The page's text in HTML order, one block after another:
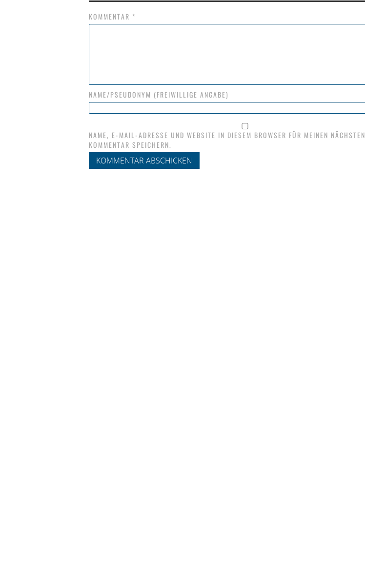
KOMMENTAR *
NAME/PSEUDONYM (FREIWILLIGE ANGABE)
NAME, E-MAIL-ADRESSE UND WEBSITE IN DIESEM BROWSER FÜR MEINEN NÄCHSTEN
KOMMENTAR SPEICHERN.